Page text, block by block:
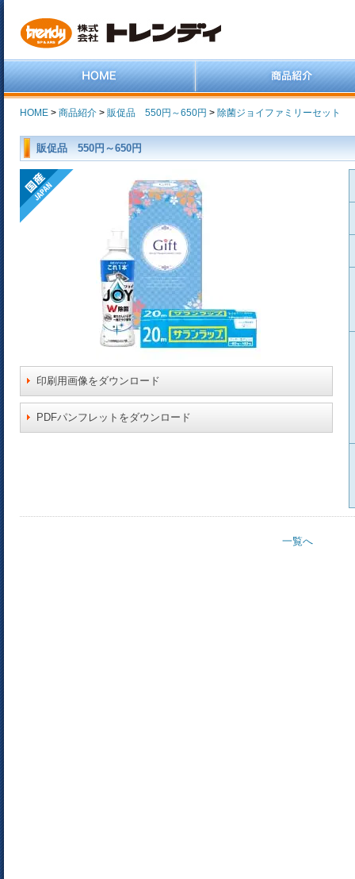
HOME > 商品紹介 > 販促品 550円～650円 > 除菌ジョイファミリーセット
販促品 550円～650円
印刷用画像をダウンロード
PDFパンフレットをダウンロード
一覧へ